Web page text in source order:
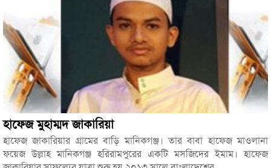
হাফেজ মুহাম্মদ জাকারিয়া
হাফেজ জাকারিয়ার গ্রামের বাড়ি মানিকগঞ্জ। তার বাবা হাফেজ মাওলানা
ফয়েজ উল্লাহ মানিকগঞ্জ হরিরামপুরের একটি মসজিদের ইমাম। হাফেজ